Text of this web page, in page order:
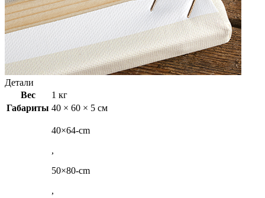
Детали
Вес
1 кг
Габариты 40 × 60 × 5 см
40×64-cm
,
50×80-cm
,